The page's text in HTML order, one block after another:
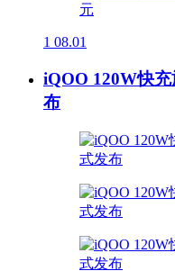
1 08.01
iQOO 120W快
布